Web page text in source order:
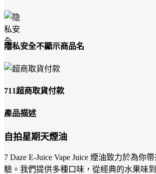
隱私安全不顯示商品名
711超商取貨付款
產品描述
自拍星期天煙油
7 Daze E-Juice Vape Juice 煙油致力於為你
驗。我們提供多種口味，從經典的水果味